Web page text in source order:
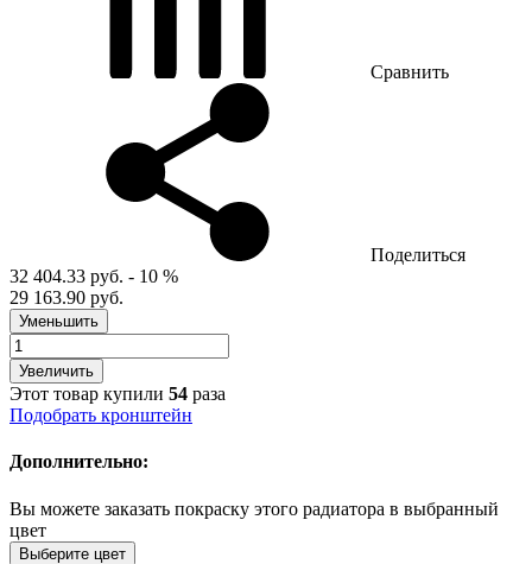
Сравнить
Поделиться
32 404.33 руб. - 10 %
29 163.90 руб.
Уменьшить
Увеличить
Этот товар купили 54 раза
Подобрать кронштейн
Дополнительно:
Вы можете заказать покраску этого радиатора в выбранный
цвет
Выберите цвет